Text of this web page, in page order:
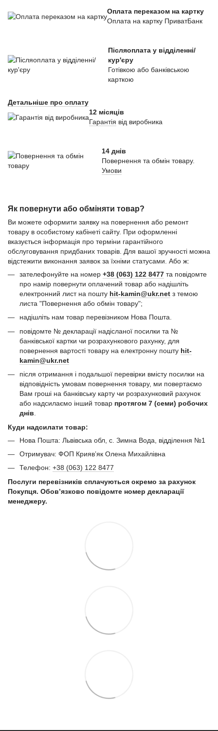
Оплата переказом на картку
Оплата на картку ПриватБанк
Післяоплата у відділенні/
кур'єру
Готівкою або банківською
карткою
Детальніше про оплату
12 місяців
Гарантія від виробника
14 днів
Повернення та обмін товару.
Умови
Як повернути або обміняти товар?
Ви можете оформити заявку на повернення або ремонт
товару в особистому кабінеті сайту. При оформленні
вказується інформація про терміни гарантійного
обслуговування придбаних товарів. Для вашої зручності можна
відстежити виконання заявок за їхніми статусами. Або ж:
зателефонуйте на номер +38 (063) 122 8477 та повідомте
про намір повернути оплачений товар або надішліть
електронний лист на пошту hit-kamin@ukr.net з темою
листа "Повернення або обмін товару";
надішліть нам товар перевізником Нова Пошта.
повідомте № декларації надісланої посилки та №
банківської картки чи розрахункового рахунку, для
повернення вартості товару на електронну пошту hit-
kamin@ukr.net
після отримання і подальшої перевірки вмісту посилки на
відповідність умовам повернення товару, ми повертаємо
Вам гроші на банківську карту чи розрахунковий рахунок
або надсилаємо інший товар протягом 7 (семи) робочих
днів
Куди надсилати товар:
Нова Пошта: Львівська обл, с. Зимна Вода, відділення №1
Отримувач: ФОП Криявʼяк Олена Михайлівна
Телефон: +38 (063) 122 8477
Послуги перевізників сплачуються окремо за рахунок
Покупця. Обов’язково повідомте номер декларації
менеджеру.